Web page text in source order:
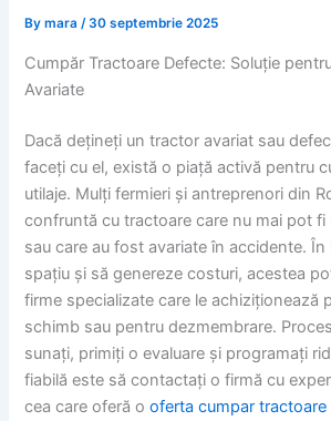
Bymara/30 septembrie 2025
Cumpăr Tractoare Defecte: Soluție
Avariate
Dacă dețineți un tractor avariat sau
faceți cu el, există o piață activă pentru
utilaje. Mulți fermieri și antreprenori din
confruntă cu tractoare care nu mai pot fi
sau care au fost avariate în accidente.
spațiu și să genereze costuri, acestea
firme specializate care le achiziționează
schimb sau pentru dezmembrare.
sunați, primiți o evaluare și programați
fiabilă este să contactați o firmă cu
cea care oferă ooferta cumpar